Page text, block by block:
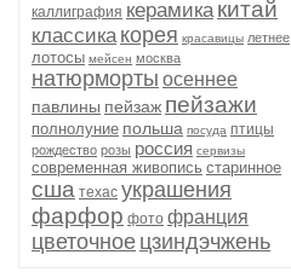
каллиграфия керамика китай
классика корея красавицы летнее
лотосы мейсен москва
натюрморты осеннее
павлины пейзаж пейзажи
полнолуние польша посуда птицы
рождество розы россия сервизы
современная живопись старинное
сша техас украшения
фарфор фото франция
цветочное цзиндэчжень